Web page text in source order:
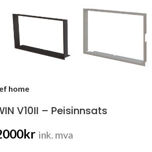
home
V10II – Peisinnsats
kr ink. mva